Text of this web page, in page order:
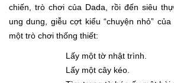
chiến, trò chơi của Dada, rồi đến siêu
ung dung, giễu cợt kiểu “chuyện nhỏ”
một trò chơi thống thiết:
Lấy một tờ nhật trình.
Lấy một cây kéo.